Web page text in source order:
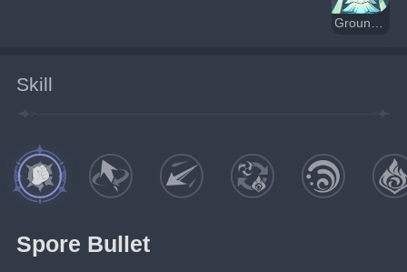
Grounded Hydroshroom
Skill
Spore Bullet